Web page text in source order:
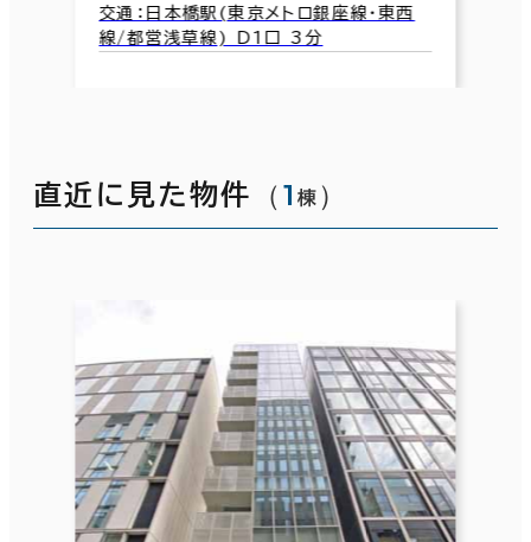
交通：日本橋駅(東京メトロ銀座線･東西
線/都営浅草線) D1口 3分
直近に見た物件 （1 棟 ）